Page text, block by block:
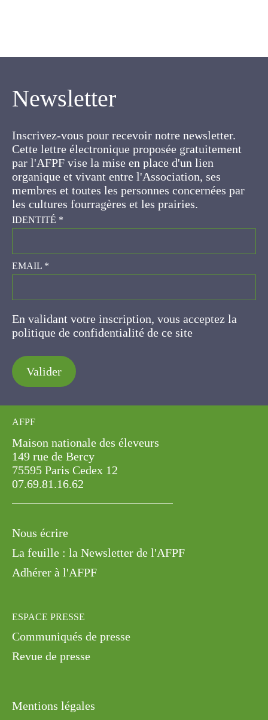
Newsletter
Cette lettre électronique proposée
gratuitement par l'AFPF vise la mise en place
d'un lien organique et vivant entre l'Association,
ses membres et toutes les personnes
concernées par les cultures fourragères et les
prairies.
IDENTITÉ*
EMAIL*
En validant votre inscription, vous acceptez la
politique de confidentialité de ce site
Valider
AFPF
Maison nationale des éleveurs
149 rue de Bercy
75595 Paris Cedex 12
07.69.81.16.62
Nous écrire
La feuille : la Newsletter de l'AFPF
Adhérer à l'AFPF
ESPACE PRESSE
Communiqués de presse
Revue de presse
Mentions légales